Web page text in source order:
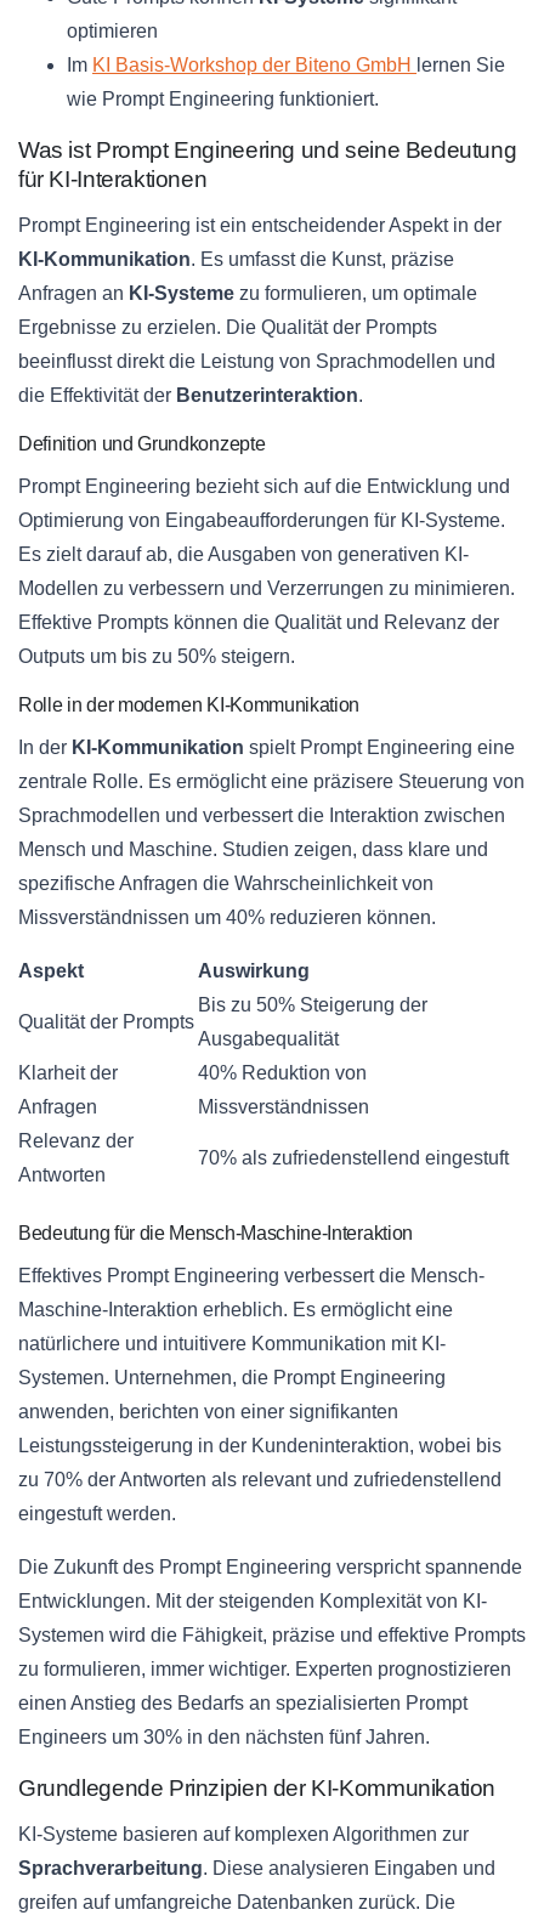
optimieren
Im KI Basis-Workshop der Biteno GmbH
lernen Sie
wie Prompt Engineering funktioniert.
Was ist Prompt Engineering und seine Bedeutung
für KI-Interaktionen
Prompt Engineering ist ein entscheidender Aspekt in der
KI-Kommunikation. Es umfasst die Kunst, präzise
Anfragen an KI-Systeme zu formulieren, um optimale
Ergebnisse zu erzielen. Die Qualität der Prompts
beeinflusst direkt die Leistung von Sprachmodellen und
die Effektivität der Benutzerinteraktion.
Definition und Grundkonzepte
Prompt Engineering bezieht sich auf die Entwicklung und
Optimierung von Eingabeaufforderungen für KI-Systeme.
Es zielt darauf ab, die Ausgaben von generativen KI-
Modellen zu verbessern und Verzerrungen zu minimieren.
Effektive Prompts können die Qualität und Relevanz der
Outputs um bis zu 50% steigern.
Rolle in der modernen KI-Kommunikation
In der KI-Kommunikation spielt Prompt Engineering eine
zentrale Rolle. Es ermöglicht eine präzisere Steuerung von
Sprachmodellen und verbessert die Interaktion zwischen
Mensch und Maschine. Studien zeigen, dass klare und
spezifische Anfragen die Wahrscheinlichkeit von
Missverständnissen um 40% reduzieren können.
Aspekt Auswirkung
Qualität der Prompts
Bis zu 50% Steigerung der
Ausgabequalität
Klarheit der
Anfragen
40% Reduktion von
Missverständnissen
Relevanz der
Antworten
70% als zufriedenstellend eingestuft
Bedeutung für die Mensch-Maschine-Interaktion
Effektives Prompt Engineering verbessert die Mensch-
Maschine-Interaktion erheblich. Es ermöglicht eine
natürlichere und intuitivere Kommunikation mit KI-
Systemen. Unternehmen, die Prompt Engineering
anwenden, berichten von einer signifikanten
Leistungssteigerung in der Kundeninteraktion, wobei bis
zu 70% der Antworten als relevant und zufriedenstellend
eingestuft werden.
Die Zukunft des Prompt Engineering verspricht spannende
Entwicklungen. Mit der steigenden Komplexität von KI-
Systemen wird die Fähigkeit, präzise und effektive Prompts
zu formulieren, immer wichtiger. Experten prognostizieren
einen Anstieg des Bedarfs an spezialisierten Prompt
Engineers um 30% in den nächsten fünf Jahren.
Grundlegende Prinzipien der KI-Kommunikation
KI-Systeme basieren auf komplexen Algorithmen zur
Sprachverarbeitung. Diese analysieren Eingaben und
greifen auf umfangreiche Datenbanken zurück. Die